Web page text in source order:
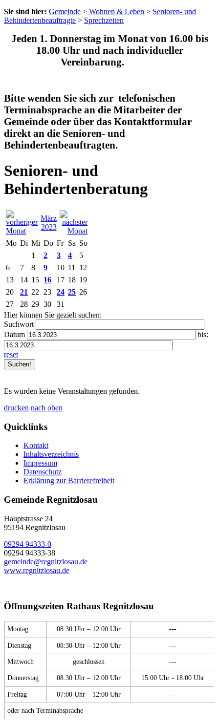
Sie sind hier: Gemeinde > Wohnen & Leben > Senioren- und
Behindertenbeauftragte > Sprechzeiten
Jeden 1. Donnerstag im Monat von 16.00 bis
18.00 Uhr und nach individueller
Vereinbarung.
Bitte wenden Sie sich zur telefonischen
Terminabsprache an die Mitarbeiter der
Gemeinde oder über das Kontaktformular
direkt an die Senioren- und
Behindertenbeauftragten.
Senioren- und
Behindertenberatung
März
2023
Mo Di Mi Do Fr Sa So
1
2 3 4
5
6
7 8 9 10 11
12
13
14 15 16 17 18 19
20
21 22 23 24 25 26
27
28 29 30
31
Hier können Sie gezielt suchen:
Suchwort
Datum
bis:
reset
Es wurden keine Veranstaltungen gefunden.
drucken nach oben
Quicklinks
Kontakt
Inhaltsverzeichnis
Impressum
Datenschutz
Erklärung zur Barrierefreiheit
Gemeinde Regnitzlosau
Hauptstrasse 24
95194 Regnitzlosau
09294 94333-0
09294 94333-38
gemeinde@regnitzlosau.de
www.regnitzlosau.de
Öffnungszeiten Rathaus Regnitzlosau
Montag 08:30 Uhr – 12:00 Uhr ---
Dienstag 08:30 Uhr – 12:00 Uhr ---
Mittwoch geschlossen ---
Donnerstag 08:30 Uhr – 12:00 Uhr 15:00 Uhr - 18:00 Uhr
Freitag 07:00 Uhr – 12:00 Uhr ---
oder nach Terminabsprache